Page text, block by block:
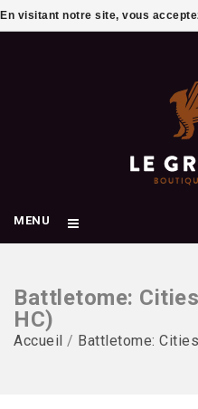
MENU
Battletome:
HC)
Accueil / Battletome:
En visitant notre site, vous